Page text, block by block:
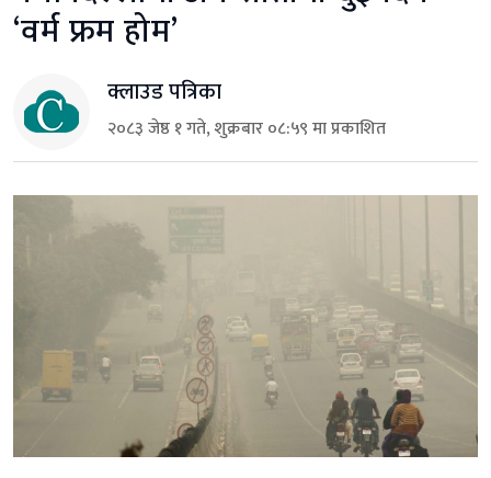
‘वर्म फ्रम होम’
क्लाउड पत्रिका
२०८३ जेष्ठ १ गते, शुक्रबार ०८:५९ मा प्रकाशित